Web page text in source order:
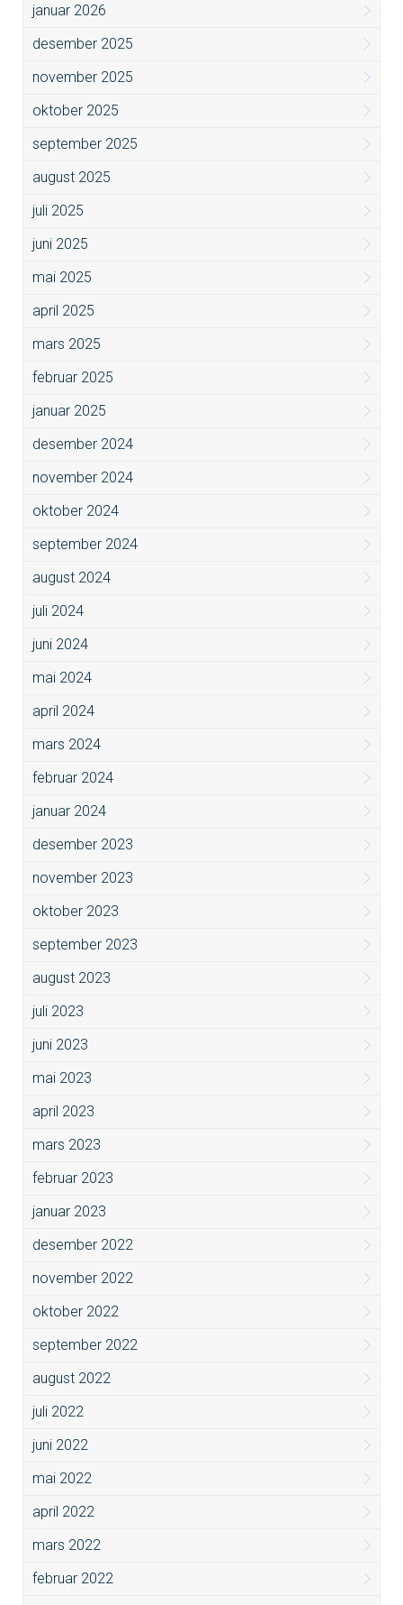
januar 2026
desember 2025
november 2025
oktober 2025
september 2025
august 2025
juli 2025
juni 2025
mai 2025
april 2025
mars 2025
februar 2025
januar 2025
desember 2024
november 2024
oktober 2024
september 2024
august 2024
juli 2024
juni 2024
mai 2024
april 2024
mars 2024
februar 2024
januar 2024
desember 2023
november 2023
oktober 2023
september 2023
august 2023
juli 2023
juni 2023
mai 2023
april 2023
mars 2023
februar 2023
januar 2023
desember 2022
november 2022
oktober 2022
september 2022
august 2022
juli 2022
juni 2022
mai 2022
april 2022
mars 2022
februar 2022